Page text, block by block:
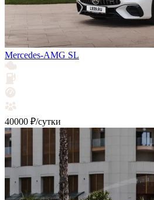
Mercedes-AMG SL
40000 ₽/сутки